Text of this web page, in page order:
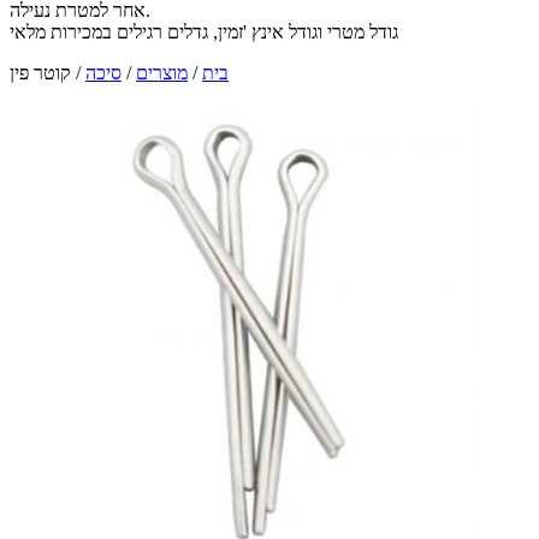
אחר למטרת נעילה.
גודל מטרי וגודל אינץ 'זמין, גדלים רגילים במכירות מלאי
בית/ מוצרים / סיכה/ קוטר פין